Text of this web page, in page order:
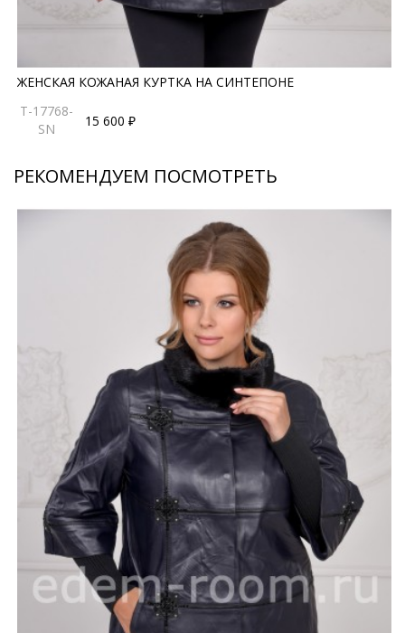
ЖЕНСКАЯ КОЖАНАЯ КУРТКА НА СИНТЕПОНЕ
T-17768-
SN
15 600 ₽
РЕКОМЕНДУЕМ ПОСМОТРЕТЬ